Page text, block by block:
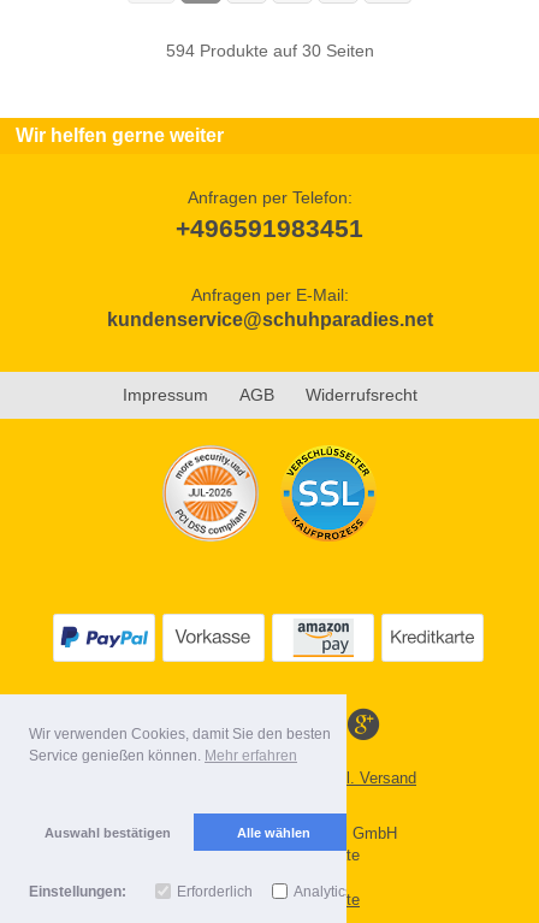
Wir verwenden Cookies, damit Sie den besten
Service genießen können. Mehr erfahren
Auswahl bestätigen Alle wählen
Einstellungen: Erforderlich Analytics
594 Produkte auf 30 Seiten
Wir helfen gerne weiter
Anfragen per Telefon:
+496591983451
Anfragen per E-Mail:
kundenservice@schuhparadies.net
Impressum AGB Widerrufsrecht
Alle Preise inkl. MwSt. evtl. zzgl. Versand
Copyright 2026 by Gebr. Röhl GmbH
Mobile Shop by Shopgate
Zur klassischen Webseite